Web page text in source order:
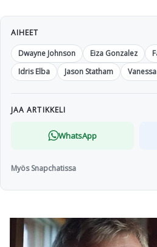
AIHEET
Dwayne Johnson
Eiza Gonzalez
Idris Elba
Jason Statham
JAA ARTIKKELI
WhatsApp
Myös Snapchatissa